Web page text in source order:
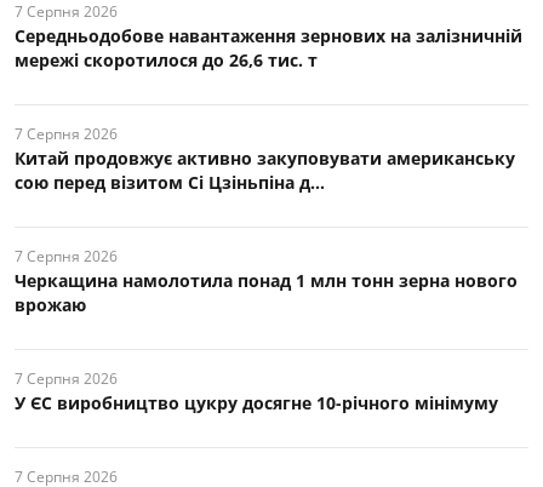
7 Серпня 2026
Середньодобове навантаження зернових на залізничній
мережі скоротилося до 26,6 тис. т
7 Серпня 2026
Китай продовжує активно закуповувати американську
сою перед візитом Сі Цзіньпіна д...
7 Серпня 2026
Черкащина намолотила понад 1 млн тонн зерна нового
врожаю
7 Серпня 2026
У ЄС виробництво цукру досягне 10-річного мінімуму
7 Серпня 2026